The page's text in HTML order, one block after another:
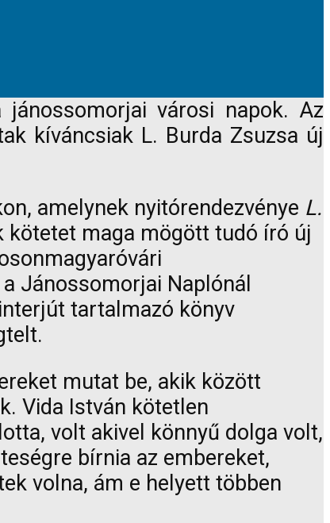
városi napok. Az
kíváncsiak L. Burda Zsuzsa új
amelynek nyitórendezvénye L.
maga mögött tudó író új
Jánossomorjai Naplónál
tartalmazó könyv
mutat be, akik között
Vida István kötetlen
volt akivel könnyű dolga volt,
bírnia az embereket,
volna, ám e helyett többen